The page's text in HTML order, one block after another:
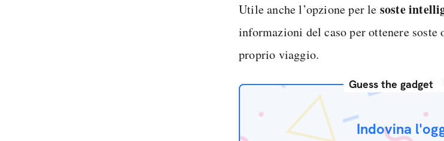
Utile anche l’opzione per le soste
informazioni del caso per ottenere
proprio viaggio.
Guess the gadget
Indovina